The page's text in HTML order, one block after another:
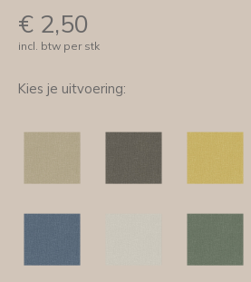
€ 2,50
incl. btw per stk
Kies je uitvoering: